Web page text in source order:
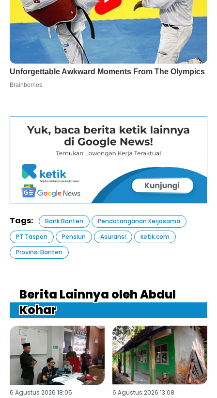
Tags: Bank Banten
Pendatanganan Kerjasama
PT Taspen
Pensiun Asuransi
ketik.com
Provinsi Banten
Berita Lainnya oleh Abdul
Kohar
6 Agustus 2026 18:05 6 Agustus 2026 13:08